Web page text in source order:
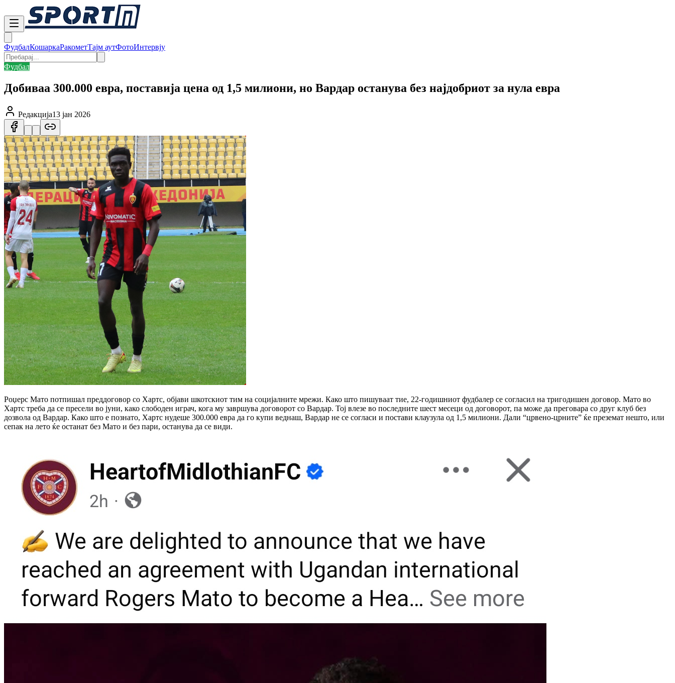
ФудбалКошаркаРакометТајм аутФотоИнтервју
Фудбал
Добиваа 300.000 евра, поставија цена од 1,5 милиони, но Вардар останува без најдобриот за нула евра
Редакција13 јан 2026
Роџерс Мато потпишал преддоговор со Хартс, објави шкотскиот тим на социјалните мрежи. Како што пишуваат тие, 22-годишниот фудбалер се согласил на тригодишен договор. Мато во
Хартс треба да се пресели во јуни, како слободен играч, кога му завршува договорот со Вардар. Тој влезе во последните шест месеци од договорот, па може да преговара со друг клуб без
дозвола од Вардар. Како што е познато, Хартс нудеше 300.000 евра да го купи веднаш, Вардар не се согласи и постави клаузула од 1,5 милиони. Дали “црвено-црните” ќе преземат нешто, или
сепак на лето ќе останат без Мато и без пари, останува да се види.